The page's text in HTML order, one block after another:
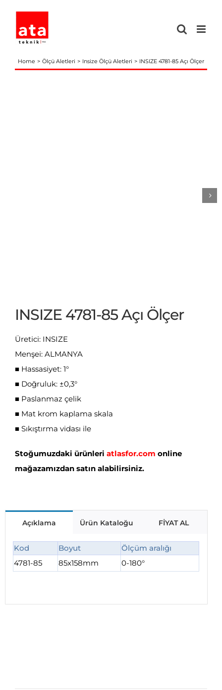
content
Home Ölçü Aletleri Insize Ölçü Aletleri INSIZE 4781-85 Açı Ölçer
INSIZE 4781-85 Açı Ölçer
Üretici: INSIZE
Menşei: ALMANYA
■ Hassasiyet: 1°
■ Doğruluk: ±0,3°
■ Paslanmaz çelik
■ Mat krom kaplama skala
■ Sıkıştırma vidası ile
Stoğumuzdaki ürünleri atlasfor.com online
mağazamızdan satın alabilirsiniz.
Açıklama Ürün Kataloğu FİYAT AL
Kod Boyut
Ölçüm aralığı
4781-85
85x158mm 0-180°